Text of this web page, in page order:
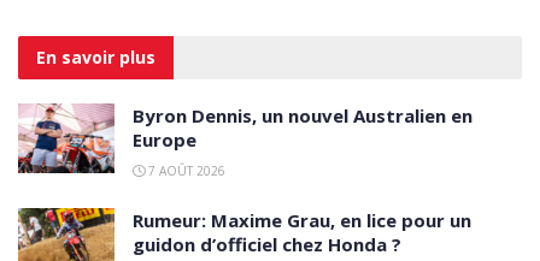
En savoir plus
Byron Dennis, un nouvel Australien en
Europe
7 AOÛT 2026
Rumeur: Maxime Grau, en lice pour un
guidon d’officiel chez Honda ?